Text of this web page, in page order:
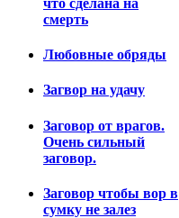
смерть
Любовные обряды
Загвор на удачу
Заговор от врагов.
Очень сильный
заговор.
Заговор чтобы вор в
сумку не залез